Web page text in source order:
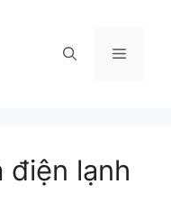
Menu
điện lạnh